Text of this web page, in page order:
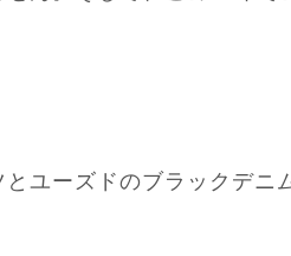
ユーズドのブラックデニ